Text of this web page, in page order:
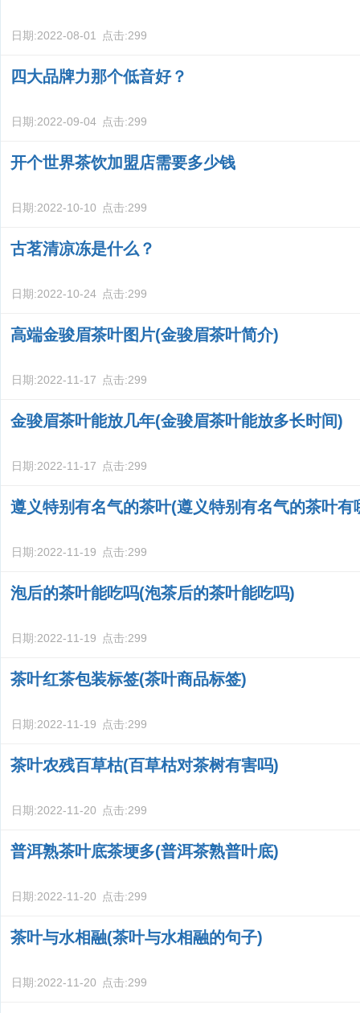
日期:2022-08-01 点击:299
四大品牌力那个低音好？
日期:2022-09-04 点击:299
开个世界茶饮加盟店需要多少钱
日期:2022-10-10 点击:299
古茗清凉冻是什么？
日期:2022-10-24 点击:299
高端金骏眉茶叶图片(金骏眉茶叶简介)
日期:2022-11-17 点击:299
金骏眉茶叶能放几年(金骏眉茶叶能放多长时间)
日期:2022-11-17 点击:299
遵义特别有名气的茶叶(遵义特别有名气的茶叶有
日期:2022-11-19 点击:299
泡后的茶叶能吃吗(泡茶后的茶叶能吃吗)
日期:2022-11-19 点击:299
茶叶红茶包装标签(茶叶商品标签)
日期:2022-11-19 点击:299
茶叶农残百草枯(百草枯对茶树有害吗)
日期:2022-11-20 点击:299
普洱熟茶叶底茶埂多(普洱茶熟普叶底)
日期:2022-11-20 点击:299
茶叶与水相融(茶叶与水相融的句子)
日期:2022-11-20 点击:299